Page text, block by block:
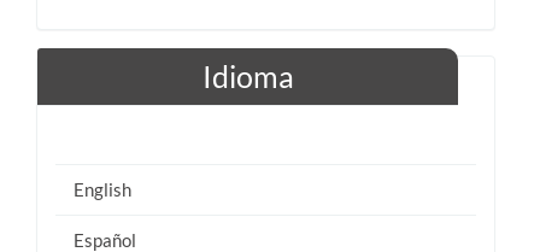
Idioma
English
Español